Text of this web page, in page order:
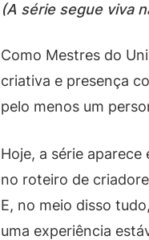
(A série segue viva
Como Mestres do
criativa e presença
pelo menos um
Hoje, a série
no roteiro de
E, no meio disso
uma experiência